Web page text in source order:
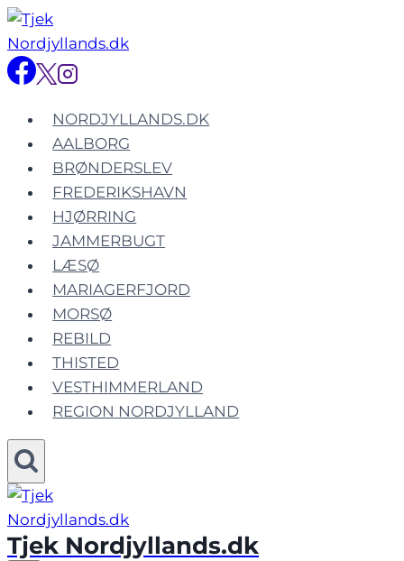
Fortsæt
til
indhold
NORDJYLLANDS.DK
AALBORG
BRØNDERSLEV
FREDERIKSHAVN
HJØRRING
JAMMERBUGT
LÆSØ
MARIAGERFJORD
MORSØ
REBILD
THISTED
VESTHIMMERLAND
REGION NORDJYLLAND
Tjek Nordjyllands.dk